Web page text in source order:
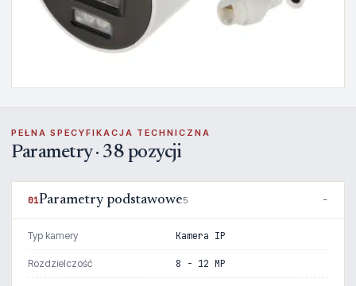
PEŁNA SPECYFIKACJA TECHNICZNA
Parametry · 38 pozycji
01Parametry podstawowe5
Typ kamery Kamera IP
Rozdzielczość 8 - 12 MP